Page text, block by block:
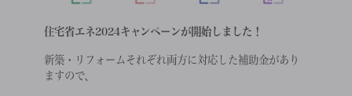
住宅省エネ2024キャンペーンが開始しました！
新築・リフォームそれぞれ両方に対応した補助金があり
ますので、